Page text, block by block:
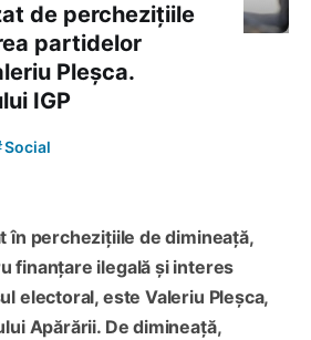
de perchezițiile
partidelor
Pleșca.
IGP
Social
în perchezițiile de dimineață,
finanțare ilegală și interes
electoral, este Valeriu Pleșca,
Apărării. De dimineață,